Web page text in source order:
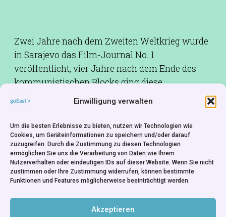
Einwilligung verwalten
Um die besten Erlebnisse zu bieten, nutzen wir Technologien wie
Cookies, um Geräteinformationen zu speichern und/oder darauf
zuzugreifen. Durch die Zustimmung zu diesen Technologien
ermöglichen Sie uns die Verarbeitung von Daten wie Ihrem
Nutzerverhalten oder eindeutigen IDs auf dieser Website. Wenn Sie nicht
zustimmen oder Ihre Zustimmung widerrufen, können bestimmte
Funktionen und Features möglicherweise beeinträchtigt werden.
Akzeptieren
Zwei Jahre nach dem Zweiten Weltkrieg wurde
in Sarajevo das Film-Journal No. 1
veröffentlicht, vier Jahre nach dem Ende des
kommunistischen Blocks ging diese
Wochenschau, die nur auf Nitrofilm überliefert
verloren. Wo ist sie verblieben? Dies ist der
Versuch einer Rekonstruktion, bei der sich das
„Medium“ der Rekonstruktion selbst als Opfer
ethnischer Säuberungen entpuppt.
Boris Buden